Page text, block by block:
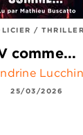
/ THRILLER
comme...
25/03/2026